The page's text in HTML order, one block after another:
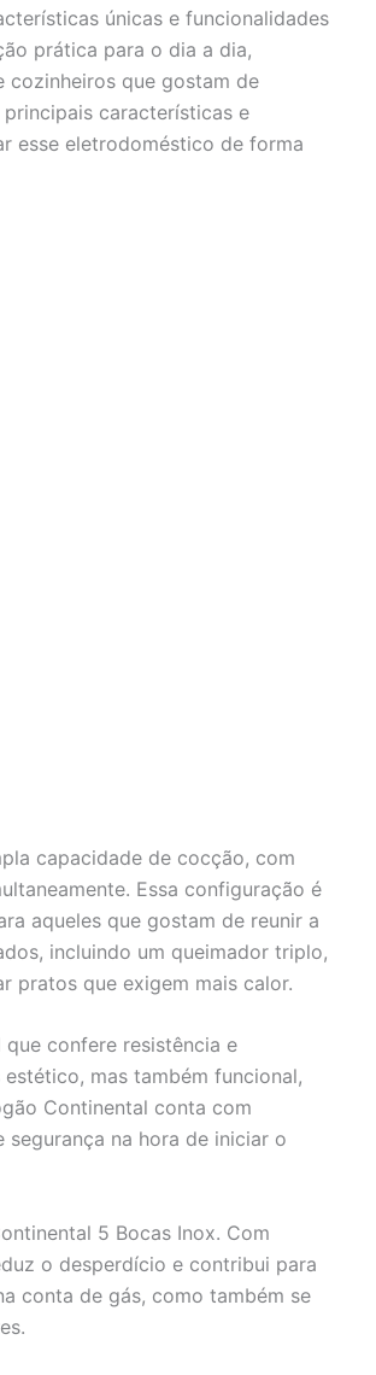
únicas e funcionalidades
prática para o dia a dia,
cozinheiros que gostam de
características e
esse eletrodoméstico de forma
capacidade de cocção, com
Essa configuração é
aqueles que gostam de reunir a
incluindo um queimador triplo,
pratos que exigem mais calor.
confere resistência e
mas também funcional,
Continental conta com
na hora de iniciar o
5 Bocas Inox. Com
o desperdício e contribui para
conta de gás, como também se